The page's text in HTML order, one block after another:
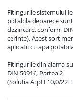
Fitingurile sistemului
potabila deoarece
dezincare, conform
cerinte). Acest
aplicatii cu apa
Fitingurile din alama
DIN 50916, Partea 2
(Solutia A: pH 10,0/22 ±